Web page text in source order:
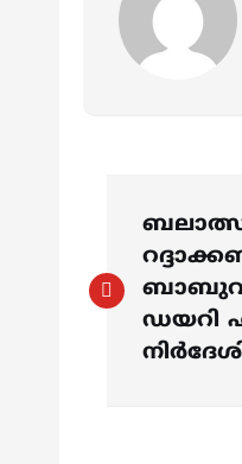
o
ഡയറി